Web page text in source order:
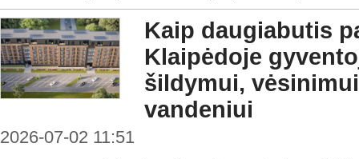
Kaip daugiabutis
Klaipėdoje
šildymui,
vandeniui
2026-07-02 11:51